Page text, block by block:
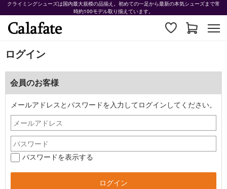
クライミングシューズは国内最大規模の品揃え。初めての一足から最新の本気シューズまで常
時約100モデル取り揃えています。
ログイン
会員のお客様
メールアドレスとパスワードを入力してログインしてください。
パスワードを表示する